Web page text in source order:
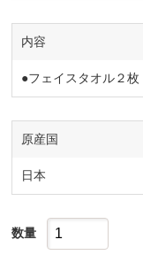
内容
●フェイスタオル２
原産国
日本
数量